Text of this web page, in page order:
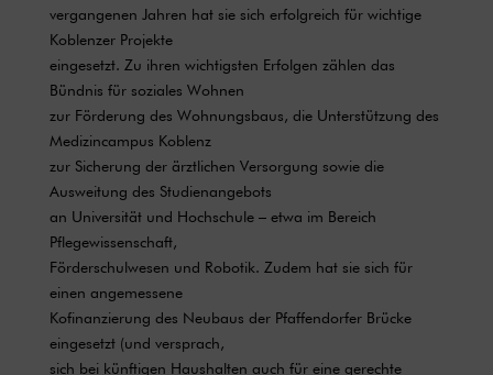
vergangenen Jahren hat sie sich erfolgreich für wichtige
Koblenzer Projekte
eingesetzt. Zu ihren wichtigsten Erfolgen zählen das
Bündnis für soziales Wohnen
zur Förderung des Wohnungsbaus, die Unterstützung des
Medizincampus Koblenz
zur Sicherung der ärztlichen Versorgung sowie die
Ausweitung des Studienangebots
an Universität und Hochschule – etwa im Bereich
Pflegewissenschaft,
Förderschulwesen und Robotik. Zudem hat sie sich für
einen angemessene
Kofinanzierung des Neubaus der Pfaffendorfer Brücke
eingesetzt (und versprach,
sich bei künftigen Haushalten auch für eine gerechte